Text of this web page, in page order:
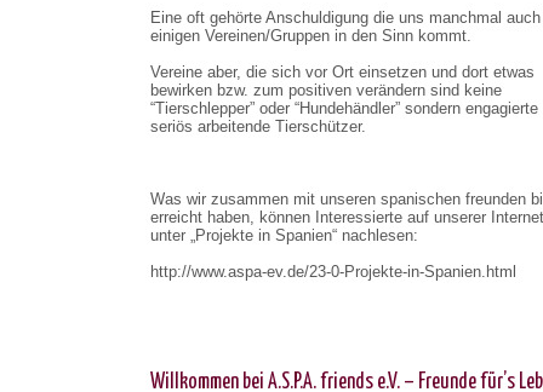
Eine oft gehörte Anschuldigung die uns manchmal
einigen Vereinen/Gruppen in den Sinn kommt.
Vereine aber, die sich vor Ort einsetzen und dort etwas
bewirken bzw. zum positiven verändern sind keine
“Tierschlepper” oder “Hundehändler” sondern engagierte
seriös arbeitende Tierschützer.
Was wir zusammen mit unseren spanischen freunden
erreicht haben, können Interessierte auf unserer
unter „Projekte in Spanien“ nachlesen:
http://www.aspa-ev.de/23-0-Projekte-in-Spanien.html
Willkommen bei A.S.P.A. friends e.V. – Freunde für’s